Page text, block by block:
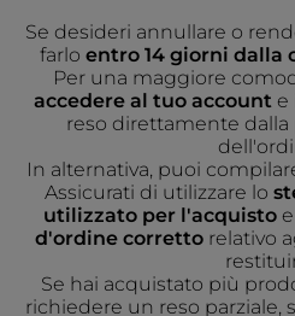
Se desideri annullare o
farlo entro 14 giorni dalla
Per una maggiore
accedere al tuo accounte
reso direttamente
In alternativa, puoi
Assicurati di utilizzare lo
utilizzato per l'acquistoe
d'ordine correttorelativo
Se hai acquistato più
richiedere un reso parziale,